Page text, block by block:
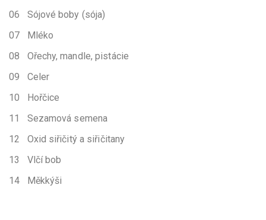
06 Sójové boby (sója)
07 Mléko
08 Ořechy, mandle, pistácie
09 Celer
10 Hořčice
11 Sezamová semena
12 Oxid siřičitý a siřičitany
13 Vlčí bob
14 Měkkýši